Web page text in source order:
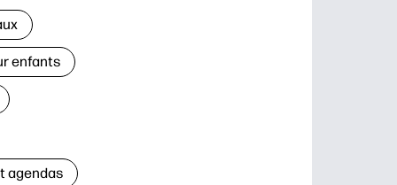
enfants
agendas